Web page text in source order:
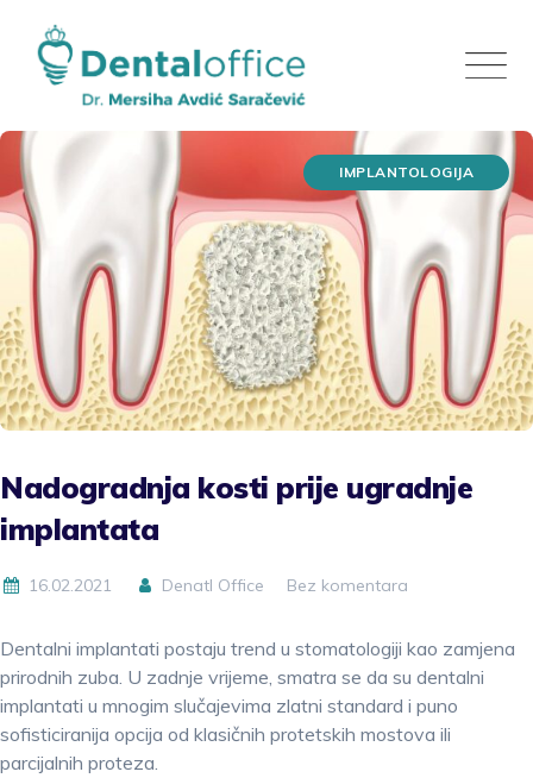
content
IMPLANTOLOGIJA
Nadogradnja kosti prije ugradnje
implantata
16.02.2021 Denatl Office Bez komentara
Dentalni implantati postaju trend u stomatologiji kao zamjena
prirodnih zuba. U zadnje vrijeme, smatra se da su dentalni
implantati u mnogim slučajevima zlatni standard i puno
sofisticiranija opcija od klasičnih protetskih mostova ili
parcijalnih proteza.